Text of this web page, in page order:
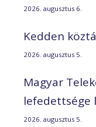
2026. augusztus 6.
Kedden
2026. augusztus 5.
Magyar
lefedettsége
2026. augusztus 5.